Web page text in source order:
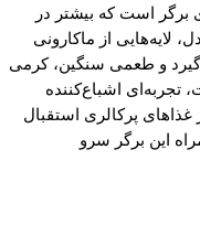
برگر استکه بیشتر در
از ماکارونی
گیرد و طعمی سنگین،کرمی
، تجربه‌ای اشباع‌کننده
غذاهای پرکالری استقبال
این برگر سرو